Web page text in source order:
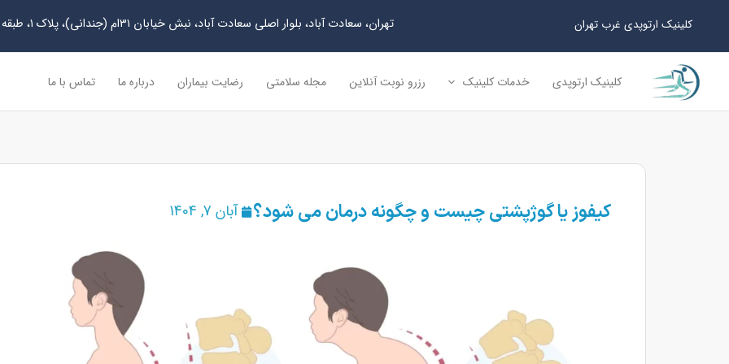
محتوا
کلینیک ارتوپدی غرب تهران تهران، سعادت آباد، بلوار اصلی سعادت آباد، نبش خیابان ۳۱ام (جندانی)، پلاک ۱، طبقه چهارم
کلینیک ارتوپدی خدمات کلینیک رزرو نوبت آنلاین مجله سلامتی رضایت بیماران درباره ما تماس با ما
کیفوز یا گوژپشتی چیست و چگونه درمان می شود؟ آبان 7, 1404